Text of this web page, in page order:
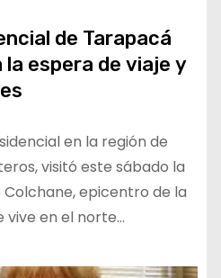
de Tarapacá
espera de viaje y
en la región de
visitó este sábado la
epicentro de la
vive en el norte…